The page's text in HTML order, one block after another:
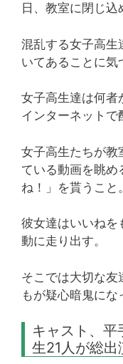
日、教室に閉じ込
混乱する女子高生
いてあることに気
女子高生達は何者
インターネットで
女子高生たちが教
ている動画を眺め
ね！」を貰うこと。
彼女達はいいねを
動に走り出す。
そこでは大切な
もが疑心暗鬼にな
キャスト、
生21人が総出